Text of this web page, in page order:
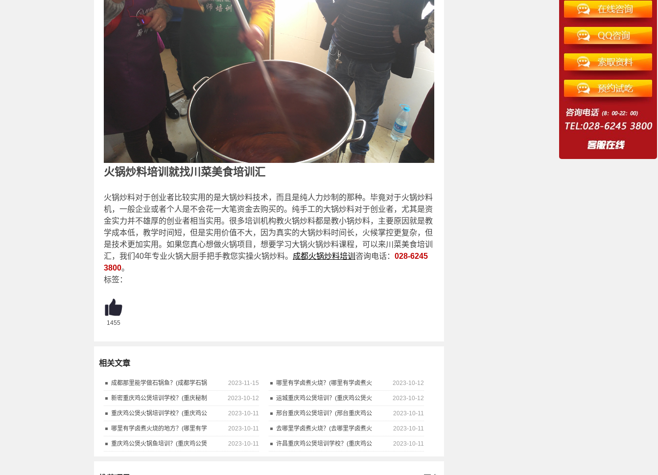
火锅炒料培训就找川菜美食培训汇
火锅炒料对于创业者比较实用的是大锅炒料技术，而且是纯人力炒制的那种。毕竟对于火锅炒料
机，一般企业或者个人是不会花一大笔资金去购买的。纯手工的大锅炒料对于创业者，尤其是资
金实力并不雄厚的创业者相当实用。很多培训机构教火锅炒料都是教小锅炒料，主要原因就是教
学成本低，教学时间短，但是实用价值不大，因为真实的大锅炒料时间长，火候掌控更复杂，但
是技术更加实用。如果您真心想做火锅项目，想要学习大锅火锅炒料课程，可以来川菜美食培训
汇，我们40年专业火锅大厨手把手教您实操火锅炒料。 成都火锅炒料培训 咨询电话： 028-6245
3800。
标签：
1455
相关文章
2023-11-15
成都那里能学做石锅鱼？(成都学石锅 2023-10-12
哪里有学卤煮火烧？(哪里有学卤煮火
2023-10-12
新密重庆鸡公煲培训学校？(重庆秘制 2023-10-12
运城重庆鸡公煲培训？(重庆鸡公煲火
2023-10-11
重庆鸡公煲火锅培训学校？(重庆鸡公 2023-10-11
邢台重庆鸡公煲培训？(邢台重庆鸡公
2023-10-11
哪里有学卤煮火烧的地方？(哪里有学 2023-10-11
去哪里学卤煮火烧？(去哪里学卤煮火
2023-10-11
重庆鸡公煲火锅鱼培训？(重庆鸡公煲 2023-10-11
许昌重庆鸡公煲培训学校？(重庆鸡公